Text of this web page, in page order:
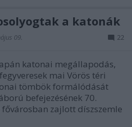
a katonák
09. 22
katonai megállapodás,
mai Vörös téri
tömbök formálódását
befejezésének 70.
zajlott díszszemle